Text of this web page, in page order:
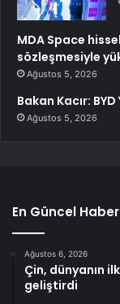
MDA Space
sözleşmesiyle
Ağustos 5, 2026
Bakan Kacır:
Ağustos 5, 2026
En Güncel
Ağustos 6, 2026
Çin, dünyanın
geliştirdi